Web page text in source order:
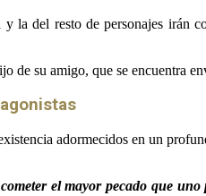
la del resto de personajes
de su amigo, que se encuentra
adormecidos en un
el mayor pecado que